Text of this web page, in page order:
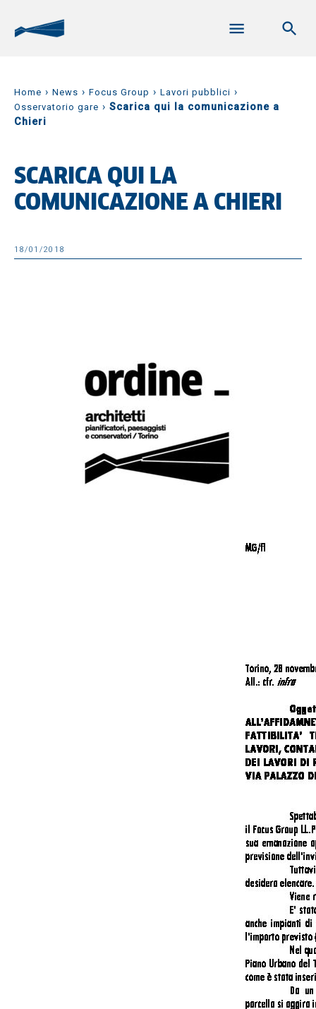
Home › News › Focus Group › Lavori pubblici ›
Osservatorio gare › Scarica qui la comunicazione a
Chieri
SCARICA QUI LA
COMUNICAZIONE A CHIERI
18/01/2018